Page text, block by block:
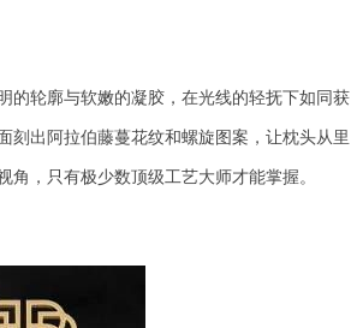
的轮廓与软嫩的凝胶 ，在光线的轻抚下如同获
刻出阿拉伯藤蔓花纹和螺旋图案 ， 让枕头从里
，只有极少数顶级工艺大师才能掌握。